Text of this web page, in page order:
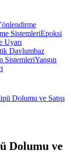
SistemleriEpoksi
Uyarı
Davlumbaz
SistemleriYangın
Dolumu ve Satışı
Dolumu ve